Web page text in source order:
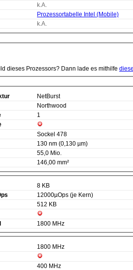
k.A.
Prozessortabelle Intel (Mobile)
k.A.
dieses Prozessors? Dann lade es mithilfe
NetBurst
Northwood
1
Sockel 478
130 nm (0,130 µm)
55,0 Mio.
146,00 mm²
8 KB
12000µOps (je Kern)
512 KB
1800 MHz
1800 MHz
400 MHz